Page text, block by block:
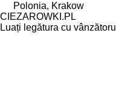
Polonia, Krakow
CIEZAROWKI.PL
Luați legătura cu vânzătorul